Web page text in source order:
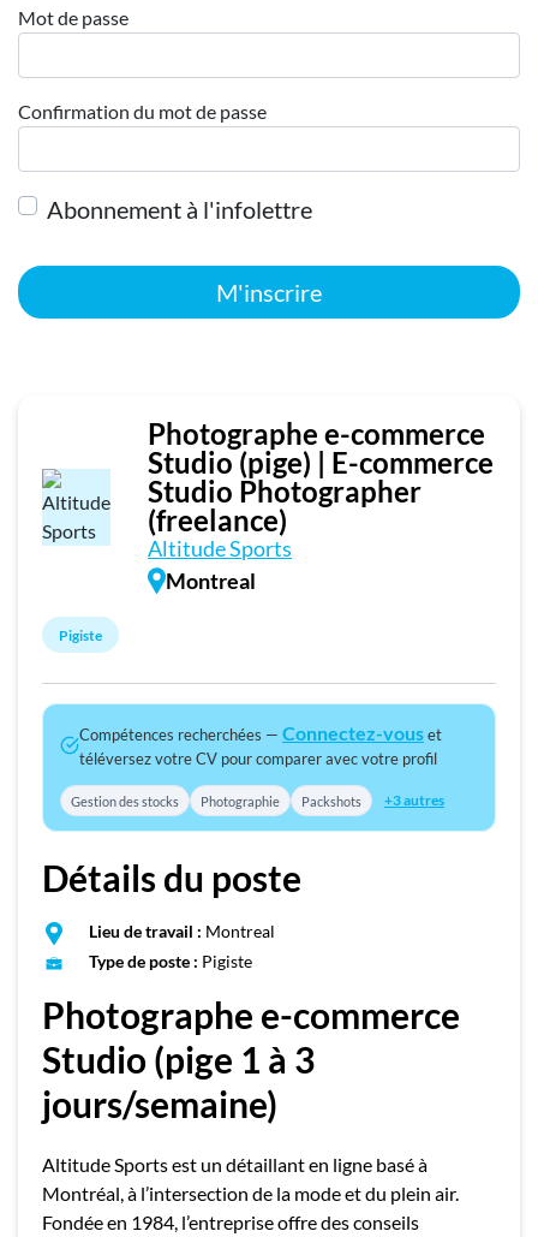
Mot de passe
Confirmation du mot de passe
Abonnement à l'infolettre
M'inscrire
Photographe e-commerce
Studio (pige) | E-commerce
Studio Photographer
(freelance)
Altitude Sports
Montreal
Pigiste
Compétences recherchées — Connectez-vouset
téléversez votre CV pour comparer avec votre profil
Gestion des stocks Photographie Packshots +3 autres
Détails du poste
Lieu de travail : Montreal
Type de poste : Pigiste
Photographe e-commerce
Studio (pige 1 à 3
jours/semaine)
Altitude Sports est un détaillant en ligne basé à
Montréal, à l’intersection de la mode et du plein air.
Fondée en 1984, l’entreprise offre des conseils